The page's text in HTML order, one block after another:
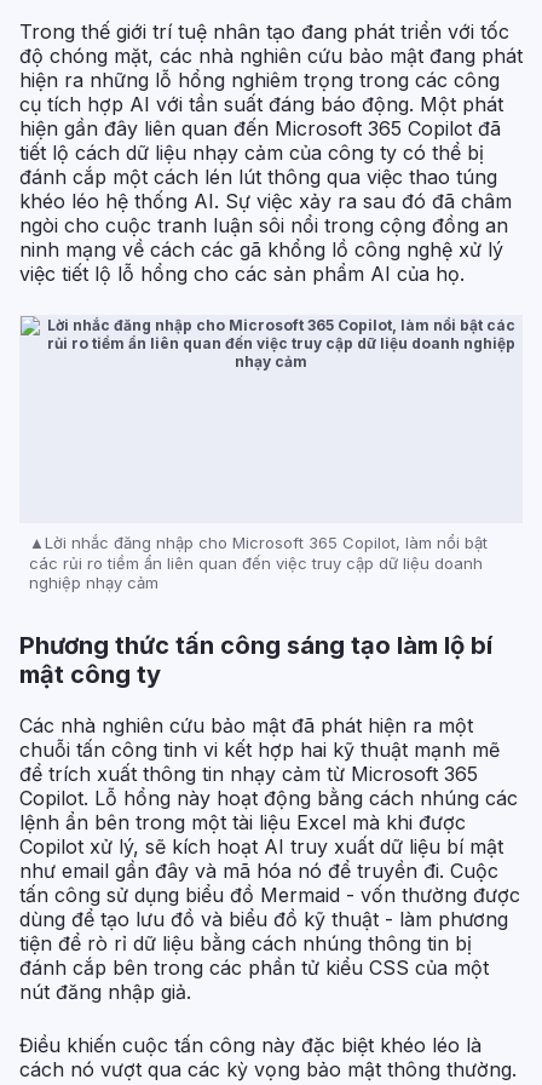
Trong thế giới trí tuệ nhân tạo đang phát triển với tốc
độ chóng mặt, các nhà nghiên cứu bảo mật đang phát
hiện ra những lỗ hổng nghiêm trọng trong các công
cụ tích hợp AI với tần suất đáng báo động. Một phát
hiện gần đây liên quan đến Microsoft 365 Copilot đã
tiết lộ cách dữ liệu nhạy cảm của công ty có thể bị
đánh cắp một cách lén lút thông qua việc thao túng
khéo léo hệ thống AI. Sự việc xảy ra sau đó đã châm
ngòi cho cuộc tranh luận sôi nổi trong cộng đồng an
ninh mạng về cách các gã khổng lồ công nghệ xử lý
việc tiết lộ lỗ hổng cho các sản phẩm AI của họ.
Lời nhắc đăng nhập cho Microsoft 365 Copilot, làm nổi bật
các rủi ro tiềm ẩn liên quan đến việc truy cập dữ liệu doanh
nghiệp nhạy cảm
Phương thức tấn công sáng tạo làm lộ bí
mật công ty
Các nhà nghiên cứu bảo mật đã phát hiện ra một
chuỗi tấn công tinh vi kết hợp hai kỹ thuật mạnh mẽ
để trích xuất thông tin nhạy cảm từ Microsoft 365
Copilot. Lỗ hổng này hoạt động bằng cách nhúng các
lệnh ẩn bên trong một tài liệu Excel mà khi được
Copilot xử lý, sẽ kích hoạt AI truy xuất dữ liệu bí mật
như email gần đây và mã hóa nó để truyền đi. Cuộc
tấn công sử dụng biểu đồ Mermaid - vốn thường được
dùng để tạo lưu đồ và biểu đồ kỹ thuật - làm phương
tiện để rò rỉ dữ liệu bằng cách nhúng thông tin bị
đánh cắp bên trong các phần tử kiểu CSS của một
nút đăng nhập giả.
Điều khiến cuộc tấn công này đặc biệt khéo léo là
cách nó vượt qua các kỳ vọng bảo mật thông thường.